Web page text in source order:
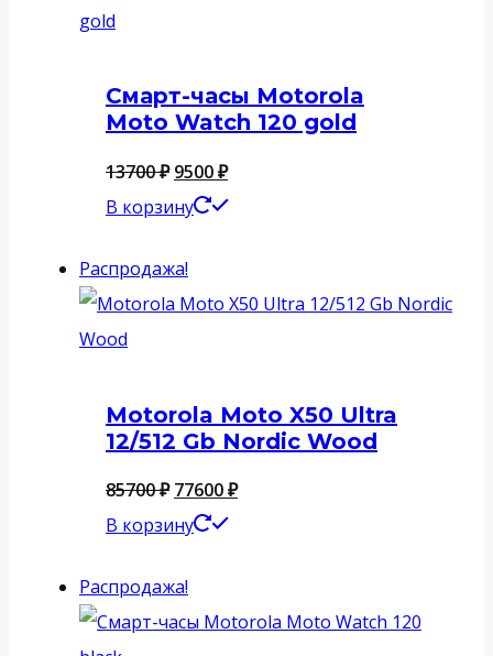
Смарт-часы Motorola
Moto Watch 120 gold
13700₽ Первоначальная
цена
13700 ₽.
9500₽Текущая
цена:
В корзину
Распродажа!
Motorola Moto X50 Ultra
12/512 Gb Nordic Wood
85700₽ Первоначальная
цена
85700 ₽.
77600₽Текущая
В корзину
Распродажа!